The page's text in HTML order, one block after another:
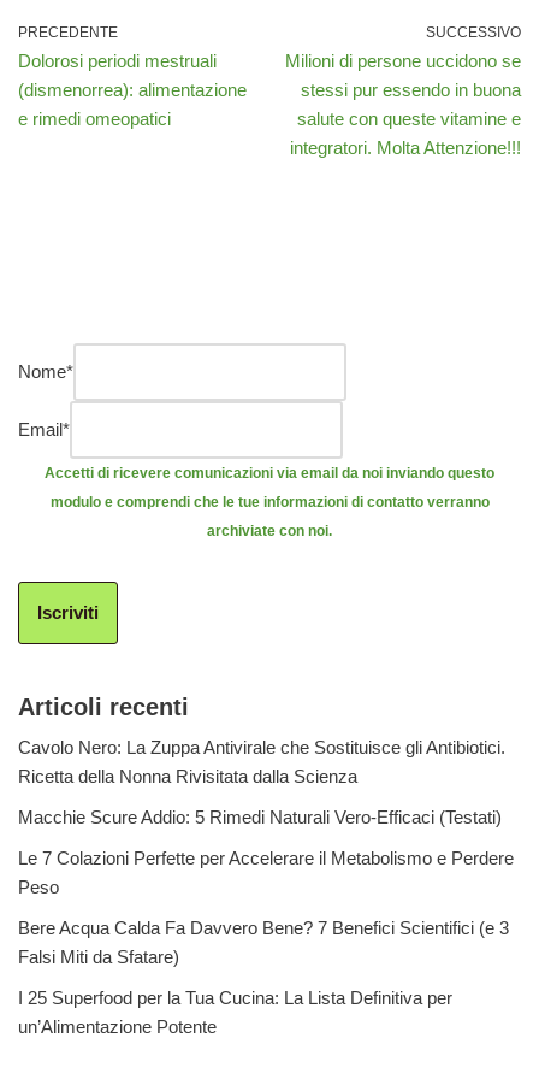
PRECEDENTE
Dolorosi periodi mestruali
(dismenorrea): alimentazione
e rimedi omeopatici
SUCCESSIVO
Milioni di persone uccidono se
stessi pur essendo in buona
salute con queste vitamine e
integratori. Molta Attenzione!!!
Nome*
Email*
Accetti di ricevere comunicazioni via email da noi inviando questo
modulo e comprendi che le tue informazioni di contatto verranno
archiviate con noi.
Iscriviti
Articoli recenti
Cavolo Nero: La Zuppa Antivirale che Sostituisce gli Antibiotici.
Ricetta della Nonna Rivisitata dalla Scienza
Macchie Scure Addio: 5 Rimedi Naturali Vero-Efficaci (Testati)
Le 7 Colazioni Perfette per Accelerare il Metabolismo e Perdere
Peso
Bere Acqua Calda Fa Davvero Bene? 7 Benefici Scientifici (e 3
Falsi Miti da Sfatare)
I 25 Superfood per la Tua Cucina: La Lista Definitiva per
un’Alimentazione Potente